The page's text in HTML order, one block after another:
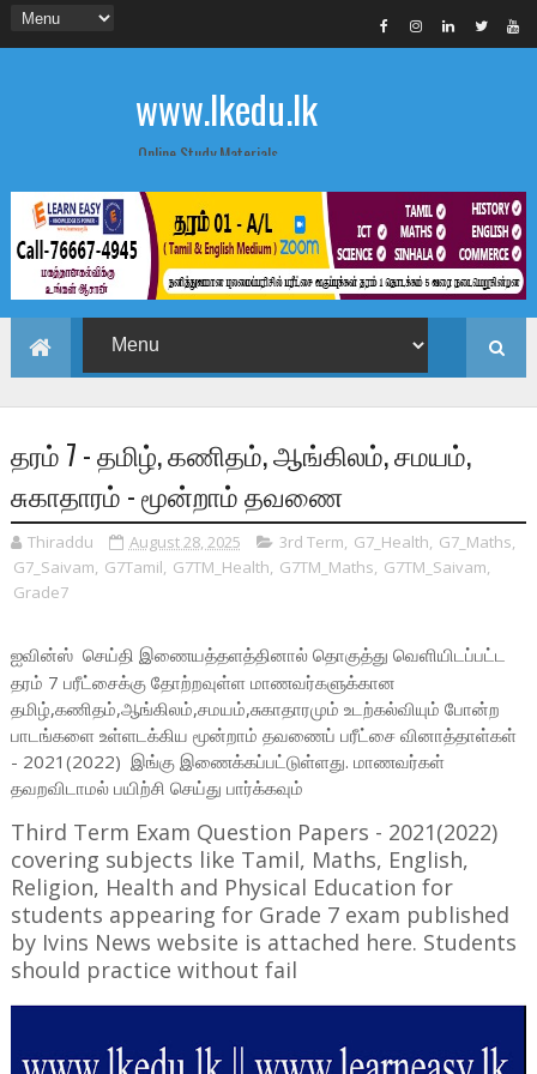
www.lkedu.lk
Online Study Materials
தரம் 7 - தமிழ், கணிதம், ஆங்கிலம், சமயம்,
சுகாதாரம் - மூன்றாம் தவணை
Thiraddu August 28, 2025 3rd Term, G7_Health, G7_Maths,
G7_Saivam, G7Tamil, G7TM_Health, G7TM_Maths, G7TM_Saivam,
Grade7
ஐவின்ஸ் செய்தி இணையத்தளத்தினால்தொகுத்து வெளியிடப்பட்ட
தரம் 7 பரீட்சைக்கு தோற்றவுள்ள மாணவர்களுக்கான
தமிழ்,கணிதம்,ஆங்கிலம்,சமயம்,சுகாதாரமும் உடற்கல்வியும் போன்ற
பாடங்களை உள்ளடக்கிய மூன்றாம் தவணைப் பரீட்சை வினாத்தாள்கள்
- 2021(2022) இங்கு இணைக்கப்பட்டுள்ளது. மாணவர்கள்
தவறவிடாமல் பயிற்சி செய்து பார்க்கவும்
Third Term Exam Question Papers - 2021(2022)
covering subjects like Tamil, Maths, English,
Religion, Health and Physical Education for
students appearing for Grade 7 exam published
by Ivins News website is attached here. Students
should practice without fail